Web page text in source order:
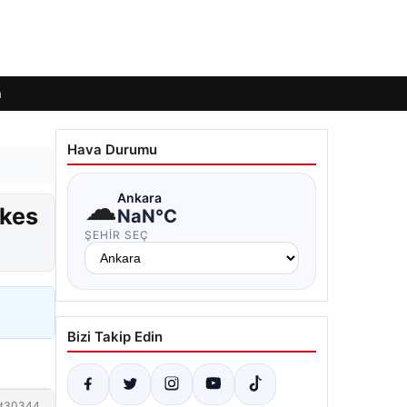
Hava Durumu
☁Ankara
NaN°C
ŞEHIR SEÇ
Bizi Takip Edin